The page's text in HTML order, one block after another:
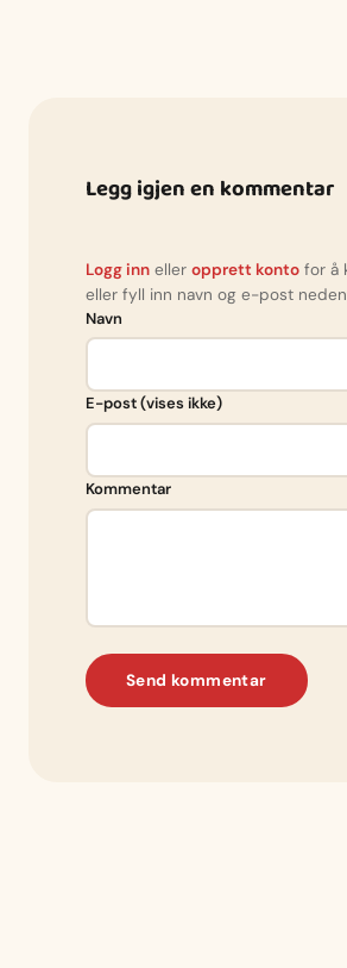
Legg igjen en kommentar
Logg inn eller opprett konto for å
eller fyll inn navn og e-post
Kommentar
Navn
E-post (vises ikke)
Send kommentar